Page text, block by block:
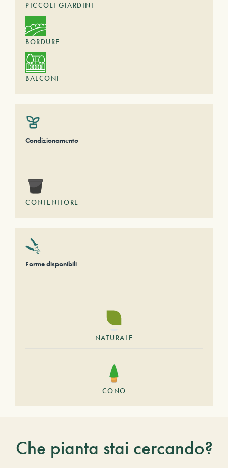
PICCOLI GIARDINI
BORDURE
BALCONI
Condizionamento
CONTENITORE
Forme disponibili
NATURALE
CONO
Che pianta stai cercando?